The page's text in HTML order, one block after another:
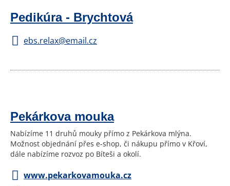
Pedikúra - Brychtová
ebs.relax@email.cz
Pekárkova mouka
Nabízíme 11 druhů mouky přímo z Pekárkova mlýna.
Možnost objednání přes e-shop, či nákupu přímo v Křoví,
dále nabízíme rozvoz po Bíteši a okolí.
www.pekarkovamouka.cz